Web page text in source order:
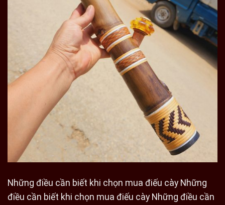
Những điều cần biết khi chọn mua điếu cày Những
điều cần biết khi chọn mua điếu cày Những điều cần